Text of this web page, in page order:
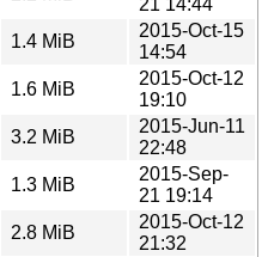
1.4 MiB
2015-Oct-15
14:54
1.6 MiB
2015-Oct-12
19:10
3.2 MiB
2015-Jun-11
22:48
1.3 MiB
2015-Sep-
21 19:14
2.8 MiB
2015-Oct-12
21:32